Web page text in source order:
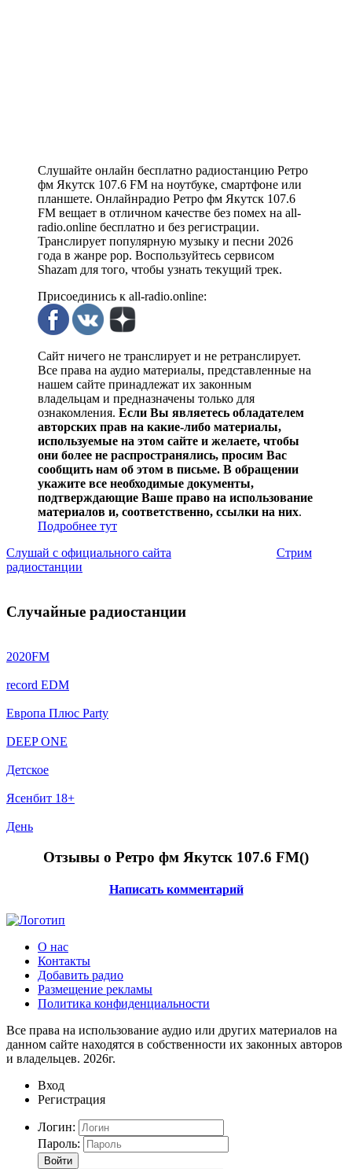
Слушайте онлайн бесплатно радиостанцию Ретро
фм Якутск 107.6 FM на ноутбуке, смартфоне или
планшете. Онлайнрадио Ретро фм Якутск 107.6
FM вещает в отличном качестве без помех на all-
radio.online бесплатно и без регистрации.
Транслирует популярную музыку и песни 2026
года в жанре pop. Воспользуйтесь сервисом
Shazam для того, чтобы узнать текущий трек.
Присоединись к all-radio.online:
Сайт ничего не транслирует и не ретранслирует.
Все права на аудио материалы, представленные на
нашем сайте принадлежат их законным
владельцам и предназначены только для
ознакомления. Если Вы являетесь обладателем
авторских прав на какие-либо материалы,
используемые на этом сайте и желаете, чтобы
они более не распространялись, просим Вас
сообщить нам об этом в письме. В обращении
укажите все необходимые документы,
подтверждающие Ваше право на использование
материалов и, соответственно, ссылки на них.
Подробнее тут
Слушай с официального сайта
Стрим
радиостанции
Случайные радиостанции
2020FM
record EDM
Европа Плюс Party
DEEP ONE
Детское
Ясенбит 18+
День
Отзывы о Ретро фм Якутск 107.6 FM()
Написать комментарий
О нас
Контакты
Добавить радио
Размещение рекламы
Политика конфиденциальности
Все права на использование аудио или других материалов на
данном сайте находятся в собственности их законных авторов
и владельцев. 2026г.
Вход
Регистрация
Логин:
Пароль:
Войти